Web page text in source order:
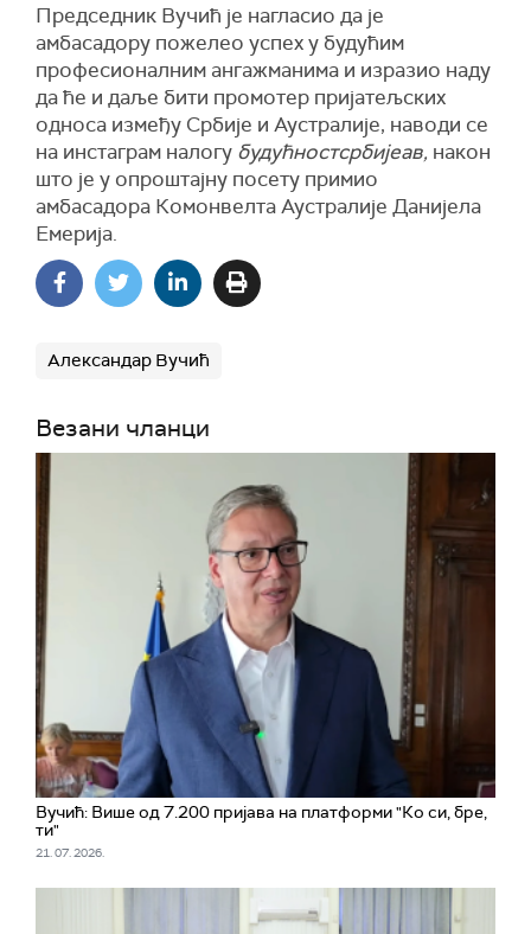
Председник Вучић је нагласио да је
амбасадору пожелео успех у будућим
професионалним ангажманима и изразио наду
да ће и даље бити промотер пријатељских
односа између Србије и Аустралије, наводи се
на инстаграм налогу будућностсрбијеав, након
што је у опроштајну посету примио
амбасадора Комонвелта Аустралије Данијела
Емерија.
Александар Вучић
Везани чланци
Вучић: Више од 7.200 пријава на платформи "Ко си, бре,
ти"
21. 07. 2026.